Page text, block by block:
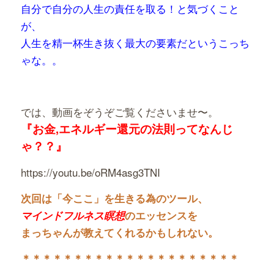
自分で自分の人生の責任を取る！と気づくこと
が、
人生を精一杯生き抜く最大の要素だというこっち
ゃな。。
では、動画をぞうぞご覧くださいませ〜。
『お金,エネルギー還元の法則ってなんじ
ゃ？？』
https://youtu.be/oRM4asg3TNI
次回は「今ここ」を生きる為のツール、
マインドフルネス瞑想のエッセンスを
まっちゃんが教えてくれるかもしれない。
＊＊＊＊＊＊＊＊＊＊＊＊＊ ＊＊＊＊＊＊＊＊